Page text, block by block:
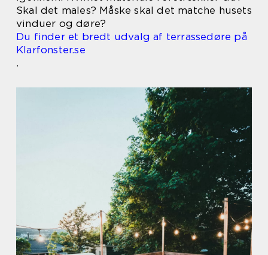
Skal det males? Måske skal det matche husets
vinduer og døre?
Du finder et bredt udvalg af terrassedøre på
Klarfonster.se
.